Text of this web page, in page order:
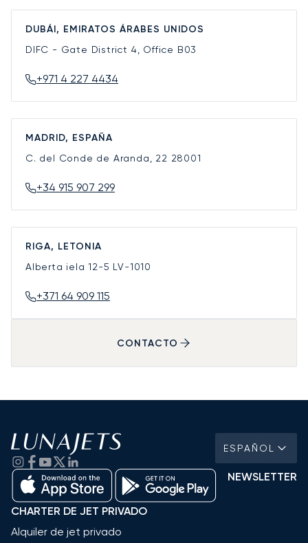
DUBÁI, EMIRATOS ÁRABES UNIDOS
DIFC - Gate District 4, Office B03
+971 4 227 4434
MADRID, ESPAÑA
C. del Conde de Aranda, 22 28001
+34 915 907 299
RIGA, LETONIA
Alberta iela 12-5 LV-1010
+371 64 909 115
CONTACTO
ESPAÑOL
NEWSLETTER
CHARTER DE JET PRIVADO
Alquiler de jet privado